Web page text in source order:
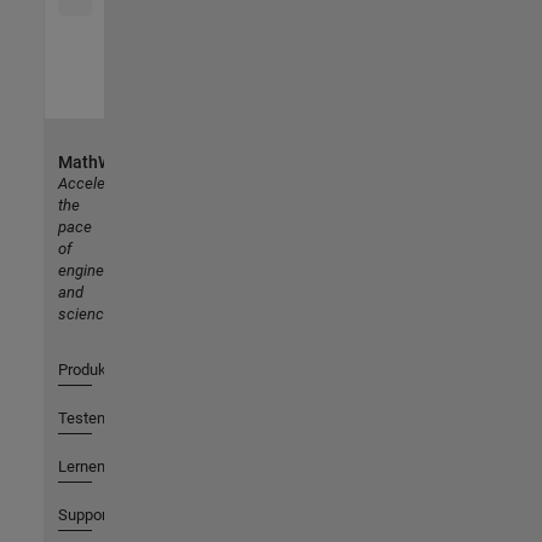
MathWorks
Accelerating
the
pace
of
engineering
and
science
Produkte
Testen oder Kaufen
Lernen
Support